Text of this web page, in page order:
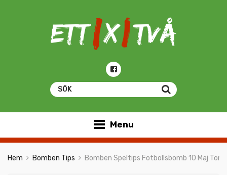
Menu
Hem Bomben Tips Bomben Speltips Fotbollsbomb 10 Maj